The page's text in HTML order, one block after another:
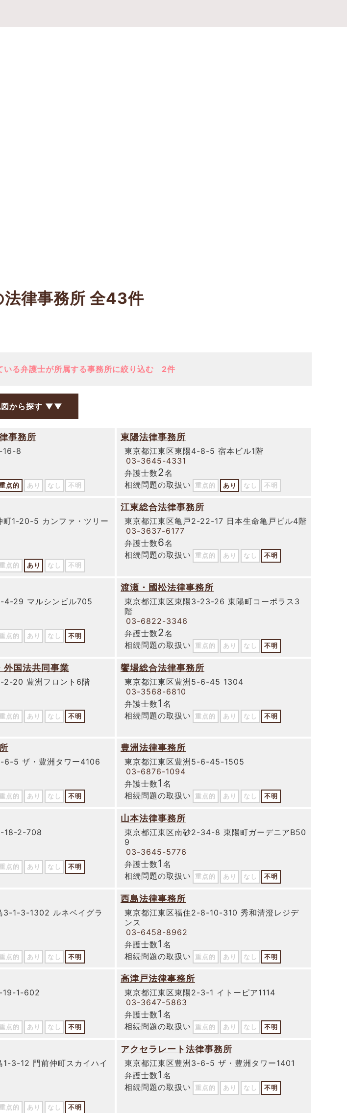
律事務所 全43件
る弁護士が所属する事務所に絞り込む 2件
から探す ▼▼
事務所
16-8
点的 あり なし 不明
東陽法律事務所
東京都江東区東陽4-8-5 宿本ビル1階
03-3645-4331
弁護士数2名
相続問題の取扱い
重点的 あり なし 不明
町1-20-5 カンファ・ツリー
点的 あり なし 不明
江東総合法律事務所
東京都江東区亀戸2-22-17 日本生命亀戸ビル4階
03-3637-6177
弁護士数6名
相続問題の取扱い
重点的 あり なし 不明
4-29 マルシンビル705
点的 あり なし 不明
渡瀬・國松法律事務所
東京都江東区東陽3-23-26 東陽町コーポラス3
階
03-6822-3346
弁護士数2名
相続問題の取扱い
重点的 あり なし 不明
国法共同事業
2-20 豊洲フロント6階
点的 あり なし 不明
饗場総合法律事務所
東京都江東区豊洲5-6-45 1304
03-3568-6810
弁護士数1 名
相続問題の取扱い
重点的 あり なし 不明
6-5 ザ・豊洲タワー4106
点的 あり なし 不明
豊洲法律事務所
東京都江東区豊洲5-6-45-1505
03-6876-1094
弁護士数1 名
相続問題の取扱い
重点的 あり なし 不明
18-2-708
点的 あり なし 不明
山本法律事務所
東京都江東区南砂2-34-8 東陽町ガーデニアB50
9
03-3645-5776
弁護士数1 名
相続問題の取扱い
重点的 あり なし 不明
3-1-3-1302 ルネベイグラ
点的 あり なし 不明
西島法律事務所
東京都江東区福住2-8-10-310 秀和清澄レジデ
ンス
03-6458-8962
弁護士数1 名
相続問題の取扱い
重点的 あり なし 不明
19-1-602
点的 あり なし 不明
高津戸法律事務所
東京都江東区東陽2-3-1 イトーピア1114
03-3647-5863
弁護士数1 名
相続問題の取扱い
重点的 あり なし 不明
1-3-12 門前仲町スカイハイ
点的 あり なし 不明
アクセラレート法律事務所
東京都江東区豊洲3-6-5 ザ・豊洲タワー1401
弁護士数1 名
相続問題の取扱い
重点的 あり なし 不明